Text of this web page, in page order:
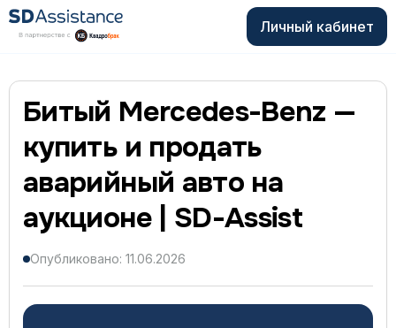
Личный кабинет
Битый Mercedes-Benz —
купить и продать
аварийный авто на
аукционе | SD-Assist
Опубликовано: 11.06.2026